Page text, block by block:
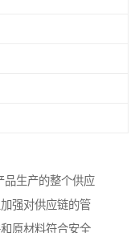
品生产的整个供应
强对供应链的管
原材料符合安全